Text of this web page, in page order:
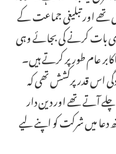
تھے اور تبلیغی جماعت کے
بات کرنے کی بجائے وہی
عام طور پر کرتے ہیں۔
اس قدر پرکشش تھی کہ
آتے تھے اور دین دار
میں شرکت کو اپنے لیے